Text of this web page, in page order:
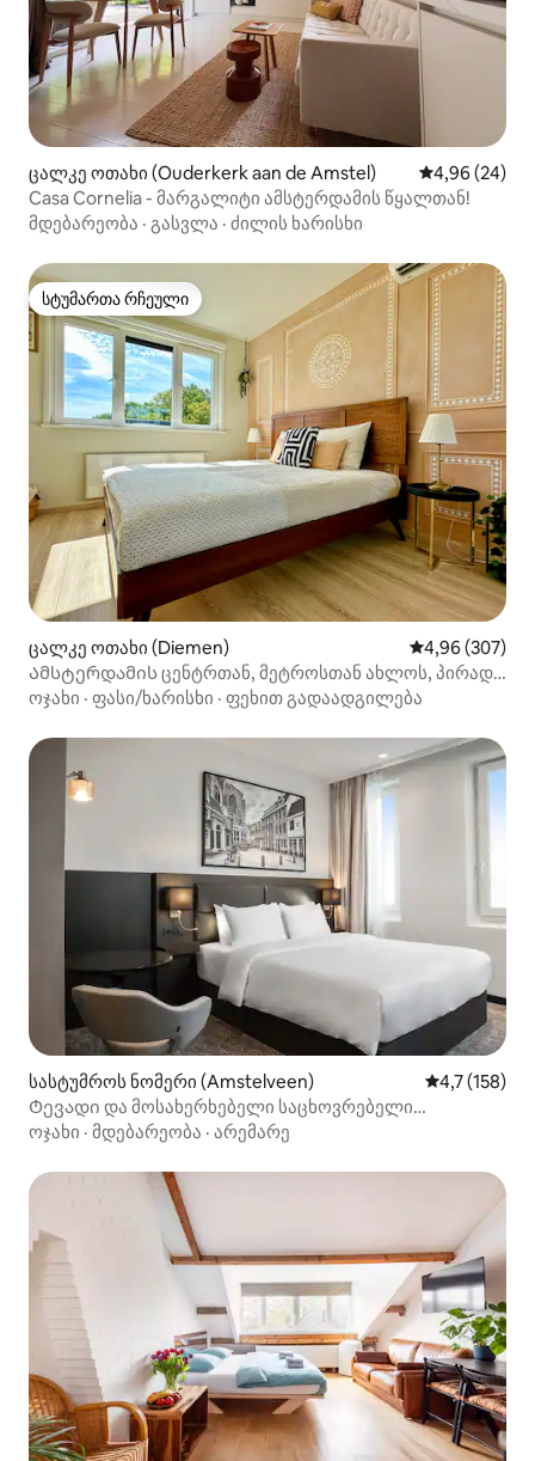
ცალკე ოთახი (Ouderkerk aan de Amstel) საშუალო
4,96 (24)
Casa Cornelia - მარგალიტი ამსტერდამის წყალთან!
მდებარეობა · გასვლა · ძილის ხარისხი
სტუმართა რჩეული
სტუმართა რჩეული
ცალკე ოთახი (Diemen) საშუალო
4,96 (307)
Ამსტერდამის ცენტრთან, მეტროსთან ახლოს, პირადი
სააბაზანო
ოჯახი · ფასი/ხარისხი · ფეხით გადაადგილება
სასტუმროს ნომერი (Amstelveen) საშუალო
4,7 (158)
Ტევადი და მოსახერხებელი საცხოვრებელი
ამსტერდამის სამხრეთით
ოჯახი · მდებარეობა · არემარე